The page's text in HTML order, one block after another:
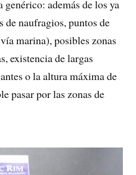
genérico: además de los ya
de naufragios, puntos de
marina), posibles zonas
existencia de largas
o la altura máxima de
pasar por las zonas de